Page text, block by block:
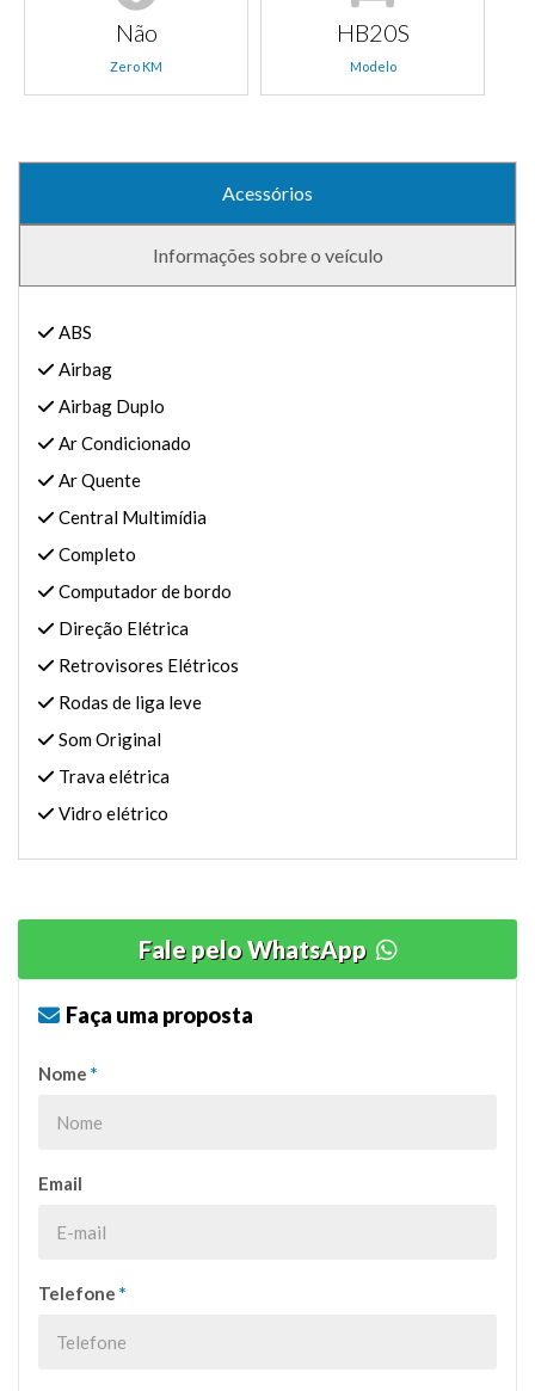
Não
Zero KM
HB20S
Modelo
Acessórios
Informações sobre o veículo
ABS
Airbag
Airbag Duplo
Ar Condicionado
Ar Quente
Central Multimídia
Completo
Computador de bordo
Direção Elétrica
Retrovisores Elétricos
Rodas de liga leve
Som Original
Trava elétrica
Vidro elétrico
Fale pelo WhatsApp
Faça uma proposta
Nome *
Email
Telefone *